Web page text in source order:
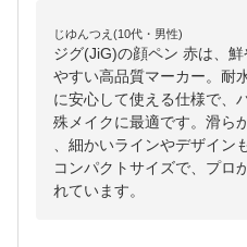
じゆんつえ(10代・男性)
ジグ(JiG)の顔ペン 赤は、
やすい高品質マーカー。耐
に安心して使える仕様で、
殊メイクに最適です。滑ら
、細かいラインやデザイン
コンパクトサイズで、プロ
れています。